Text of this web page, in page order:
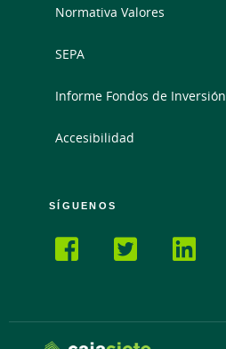
Normativa Valores
SEPA
Informe Fondos de Inversión
Accesibilidad
SÍGUENOS